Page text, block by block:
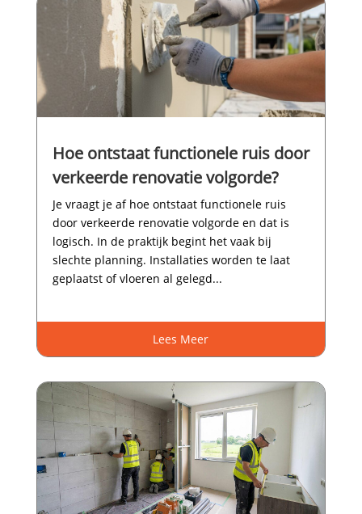
Hoe ontstaat functionele ruis door
verkeerde renovatie volgorde?
Je vraagt je af hoe ontstaat functionele ruis
door verkeerde renovatie volgorde en dat is
logisch.​ In de praktijk begint het vaak bij
slechte planning.​ Installaties worden te laat
geplaatst of vloeren al gelegd...
Lees Meer